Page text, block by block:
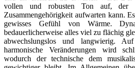
vollen und robusten Ton auf, der
Zusammengehörigkeit aufwarten kann.
gewisses Gefühl von Wärme.
bedauerlicherweise alles viel zu flächig
abwechslungslos und langwierig.
harmonische Veränderungen wird
wodurch der technische dem